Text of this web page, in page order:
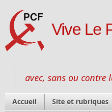
Vive Le
avec, sans ou contre
Accueil Site et rubriques